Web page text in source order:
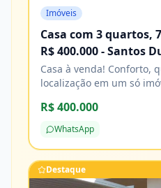
Imóveis
Casa com 3 quartos,
R$ 400.000 - Santos
Lagoas/MS
Casa à venda! Conforto, qualidade e excelente
localização em um só
com acabamento
de construção. Agende sua visita e venha
conhecer! Características Água Cozinha
elétrica Esgoto Lavanderia Pavimentação
Porcelanato
R$ 400.000
WhatsApp
Destaque